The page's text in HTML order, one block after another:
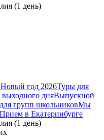
(1 день)
Новый год 2026Туры для
дняВыпускной
групп школьниковМы
Прием в Екатеринбурге
(1 день)